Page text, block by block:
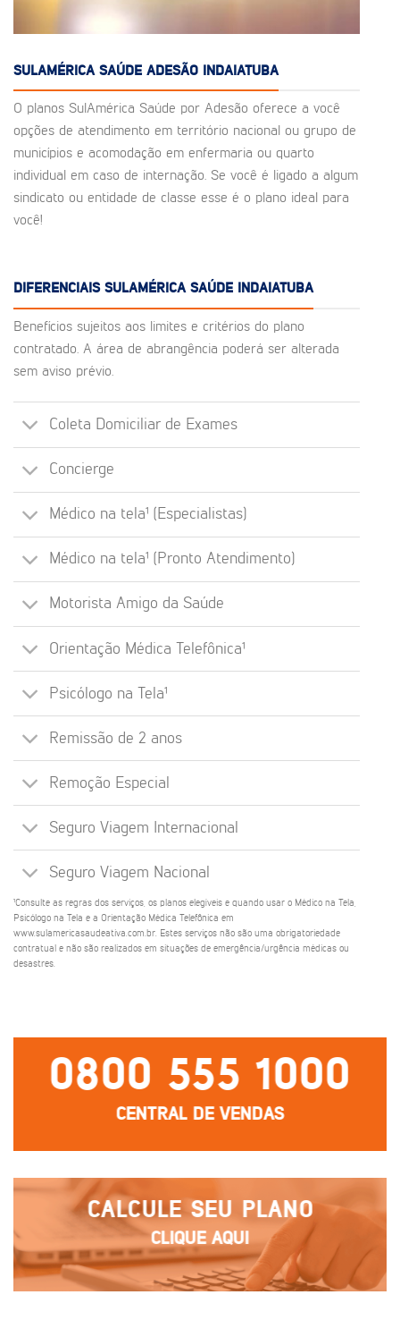
SULAMÉRICA SAÚDE ADESÃO INDAIATUBA
O planos SulAmérica Saúde por Adesão oferece a você
opções de atendimento em território nacional ou grupo de
municípios e acomodação em enfermaria ou quarto
individual em caso de internação. Se você é ligado a algum
sindicato ou entidade de classe esse é o plano ideal para
você!
DIFERENCIAIS SULAMÉRICA SAÚDE INDAIATUBA
Benefícios sujeitos aos limites e critérios do plano
contratado. A área de abrangência poderá ser alterada
sem aviso prévio.
Coleta Domiciliar de Exames
Concierge
Médico na tela¹ (Especialistas)
Médico na tela¹ (Pronto Atendimento)
Motorista Amigo da Saúde
Orientação Médica Telefônica¹
Psicólogo na Tela¹
Remissão de 2 anos
Remoção Especial
Seguro Viagem Internacional
Seguro Viagem Nacional
¹Consulte as regras dos serviços, os planos elegíveis e quando usar o Médico na Tela,
Psicólogo na Tela e a Orientação Médica Telefônica em
www.sulamericasaudeativa.com.br. Estes serviços não são uma obrigatoriedade
contratual e não são realizados em situações de emergência/urgência médicas ou
desastres.
0800 555 1000
CENTRAL DE VENDAS
CALCULE SEU PLANO
CLIQUE AQUI